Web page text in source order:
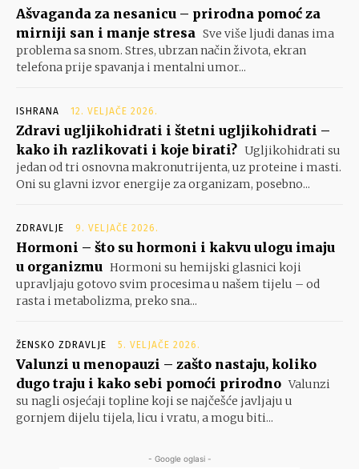
Ašvaganda za nesanicu – prirodna pomoć za
mirniji san i manje stresa Sve više ljudi danas ima
problema sa snom. Stres, ubrzan način života, ekran
telefona prije spavanja i mentalni umor...
ISHRANA 12. VELJAČE 2026.
Zdravi ugljikohidrati i štetni ugljikohidrati –
kako ih razlikovati i koje birati? Ugljikohidrati su
jedan od tri osnovna makronutrijenta, uz proteine i masti.
Oni su glavni izvor energije za organizam, posebno...
ZDRAVLJE 9. VELJAČE 2026.
Hormoni – što su hormoni i kakvu ulogu imaju
u organizmu Hormoni su hemijski glasnici koji
upravljaju gotovo svim procesima u našem tijelu – od
rasta i metabolizma, preko sna...
ŽENSKO ZDRAVLJE 5. VELJAČE 2026.
Valunzi u menopauzi – zašto nastaju, koliko
dugo traju i kako sebi pomoći prirodno Valunzi
su nagli osjećaji topline koji se najčešće javljaju u
gornjem dijelu tijela, licu i vratu, a mogu biti...
- Google oglasi -